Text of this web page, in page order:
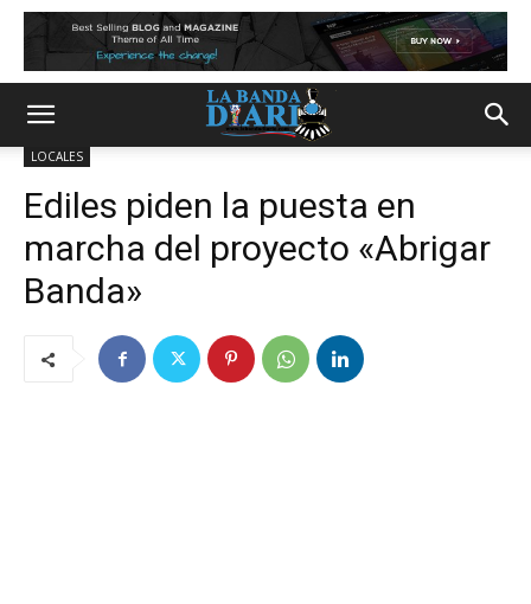
LOCALES
Ediles piden la puesta en
marcha del proyecto «Abrigar
Banda»